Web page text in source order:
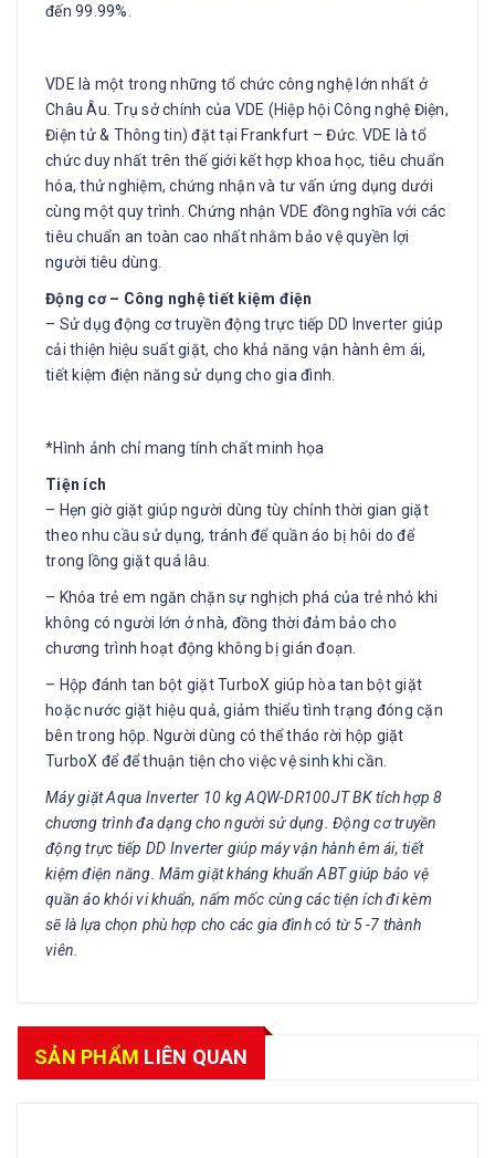
đến 99.99%.
VDE là một trong những tổ chức công nghệ lớn nhất ở
Châu Âu. Trụ sở chính của VDE (Hiệp hội Công nghệ Điện,
Điện tử & Thông tin) đặt tại Frankfurt – Đức. VDE là tổ
chức duy nhất trên thế giới kết hợp khoa học, tiêu chuẩn
hóa, thử nghiệm, chứng nhận và tư vấn ứng dụng dưới
cùng một quy trình. Chứng nhận VDE đồng nghĩa với các
tiêu chuẩn an toàn cao nhất nhằm bảo vệ quyền lợi
người tiêu dùng.
Động cơ – Công nghệ tiết kiệm điện
– Sử dụg động cơ truyền động trực tiếp DD Inverter giúp
cải thiện hiệu suất giặt, cho khả năng vận hành êm ái,
tiết kiệm điện năng sử dụng cho gia đình.
*Hình ảnh chỉ mang tính chất minh họa
Tiện ích
– Hẹn giờ giặt giúp người dùng tùy chỉnh thời gian giặt
theo nhu cầu sử dụng, tránh để quần áo bị hôi do để
trong lồng giặt quá lâu.
– Khóa trẻ em ngăn chặn sự nghịch phá của trẻ nhỏ khi
không có người lớn ở nhà, đồng thời đảm bảo cho
chương trình hoạt động không bị gián đoạn.
– Hộp đánh tan bột giặt TurboX giúp hòa tan bột giặt
hoặc nước giặt hiệu quả, giảm thiểu tình trạng đóng cặn
bên trong hộp. Người dùng có thể tháo rời hộp giặt
TurboX để để thuận tiện cho việc vệ sinh khi cần.
Máy giặt Aqua Inverter 10 kg AQW-DR100JT BK tích hợp 8
chương trình đa dạng cho người sử dụng. Động cơ truyền
động trực tiếp DD Inverter giúp máy vận hành êm ái, tiết
kiệm điện năng. Mâm giặt kháng khuẩn ABT giúp bảo vệ
quần áo khỏi vi khuẩn, nấm mốc cùng các tiện ích đi kèm
sẽ là lựa chọn phù hợp cho các gia đình có từ 5 -7 thành
viên.
SẢN PHẨM LIÊN QUAN